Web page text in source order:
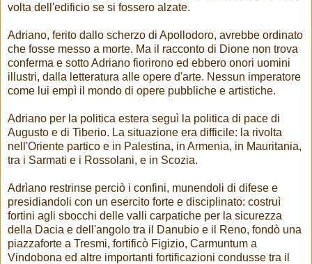
volta dell'edificio se si fossero alzate.
Adriano, ferito dallo scherzo di Apollodoro, avrebbe ordinato
che fosse messo a morte. Ma il racconto di Dione non trova
conferma e sotto Adriano fiorirono ed ebbero onori uomini
illustri, dalla letteratura alle opere d'arte. Nessun imperatore
come lui empì il mondo di opere pubbliche e artistiche.
Adriano per la politica estera seguì la politica di pace di
Augusto e di Tiberio. La situazione era difficile: la rivolta
nell'Oriente partico e in Palestina, in Armenia, in Mauritania,
tra i Sarmati e i Rossolani, e in Scozia.
Adrìano restrinse perciò i confini, munendoli di difese e
presidiandoli con un esercito forte e disciplinato: costruì
fortini agli sbocchi delle valli carpatiche per la sicurezza
della Dacia e dell'angolo tra il Danubio e il Reno, fondò una
piazzaforte a Tresmi, fortificò Figizio, Carmuntum a
Vindobona ed altre importanti fortificazioni condusse tra il